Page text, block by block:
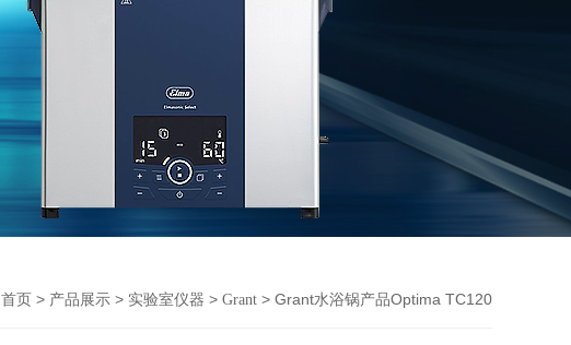
首页 > 产品展示 > 实验室仪器 > Grant > Grant水浴锅产品Optima TC120